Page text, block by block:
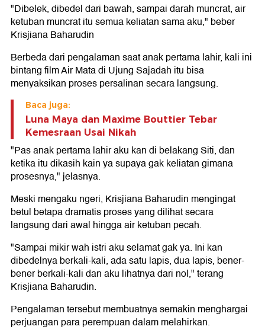
"Dibelek, dibedel dari bawah, sampai darah muncrat, air
ketuban muncrat itu semua keliatan sama aku," beber
Krisjiana Baharudin
Berbeda dari pengalaman saat anak pertama lahir, kali ini
bintang film Air Mata di Ujung Sajadah itu bisa
menyaksikan proses persalinan secara langsung.
Baca juga:
Luna Maya dan Maxime Bouttier Tebar
Kemesraan Usai Nikah
"Pas anak pertama lahir aku kan di belakang Siti, dan
ketika itu dikasih kain ya supaya gak keliatan gimana
prosesnya," jelasnya.
Meski mengaku ngeri, Krisjiana Baharudin mengingat
betul betapa dramatis proses yang dilihat secara
langsung dari awal hingga air ketuban pecah.
"Sampai mikir wah istri aku selamat gak ya. Ini kan
dibedelnya berkali-kali, ada satu lapis, dua lapis, bener-
bener berkali-kali dan aku lihatnya dari nol," terang
Krisjiana Baharudin.
Pengalaman tersebut membuatnya semakin menghargai
perjuangan para perempuan dalam melahirkan.